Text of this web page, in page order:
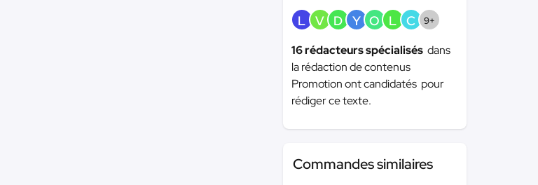
L V D Y O L C 9+
16 rédacteurs spécialisés dans
la rédaction de contenus
Promotion ont candidatés pour
rédiger ce texte.
Commandes similaires